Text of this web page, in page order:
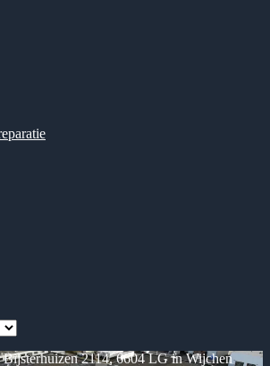
2114, 6604 LG in Wijchen